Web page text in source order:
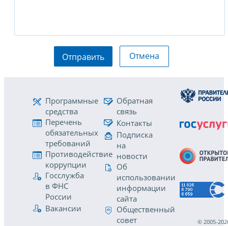
Отправить Отмена
Программные
средства
Перечень
обязательных
требований
Противодействие
коррупции
Госслужба
в ФНС
России
Вакансии
Обратная
связь
Контакты
Подписка
на
новости
Об
использовании
информации
сайта
Общественный
совет
© 2005-